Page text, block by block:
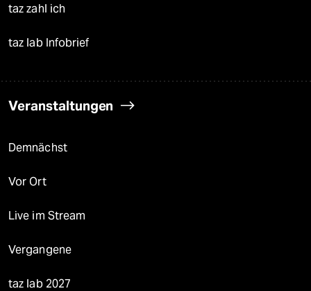
taz zahl ich
taz lab Infobrief
Veranstaltungen
Demnächst
Vor Ort
Live im Stream
Vergangene
taz lab 2027